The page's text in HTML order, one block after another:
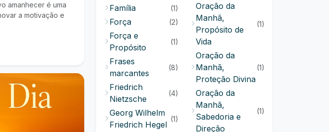
amanhecer é uma
a motivação e
Família (1)
Força (2)
Força e
Propósito
(1)
Frases
marcantes
(8)
Friedrich
Nietzsche
(4)
Georg Wilhelm
Friedrich Hegel
(1)
Oração da
Manhã,
Propósito de
Vida
(1)
Oração da
Manhã,
Proteção Divina
(1)
Oração da
Manhã,
Sabedoria e
Direção
(1)